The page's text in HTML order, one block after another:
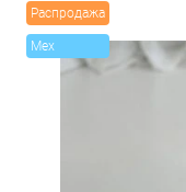
Распродажа
Mex